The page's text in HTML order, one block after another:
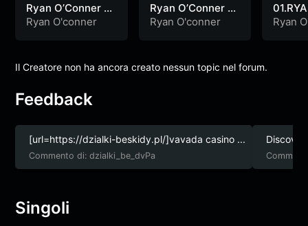
Ryan O’Conner –
NUOVA SEASON
Ryan O'conner
Ryan O’Conner –
PICCOLO (Prod.
Ryan O'conner Ryan
Il Creatore non ha ancora creato nessun topic nel forum.
Feedback
[url=https://dzialki-beskidy.pl/]vavada casino ...
Commento di: dzialki_be_dvPa
Singoli